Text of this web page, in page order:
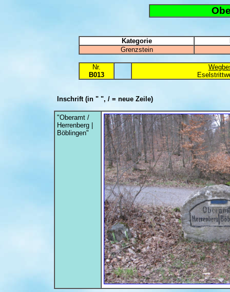
Kategorie
Grenzstein
Nr.
B013
Inschrift(in " ", / = neue Zeile)
"Oberamt /
Herrenberg |
Böblingen"